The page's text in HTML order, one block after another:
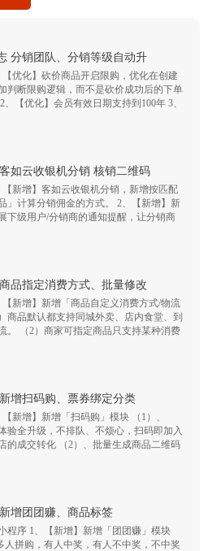
分销团队、分销等级自动升
【优化】砍价商品开启限购，优化在创建
判断限购逻辑，而不是砍价成功后的下单
【优化】会员有效日期支持到100年 3、
如云收银机分销 核销二维码
【新增】客如云收银机分销，新增按匹配
」计算分销佣金的方式。 2、【新增】新
下级用户/分销商的通知提醒，让分销商
品指定消费方式、批量修改
【新增】新增「商品自定义消费方式/物流
商品默认都支持同城外卖、店内食堂、到
。 （2）商家可指定商品只支持某种消费
增扫码购、票券绑定分类
新增】新增「扫码购」模块 （1）、
验全升级，不排队、不烦心，扫码即加入
的成交转化 （2）、批量生成商品二维码
增团团赚、商品标签
程序 1、【新增】新增「团团赚」模块
人拼购，有人中奖，有人不中奖，不中奖